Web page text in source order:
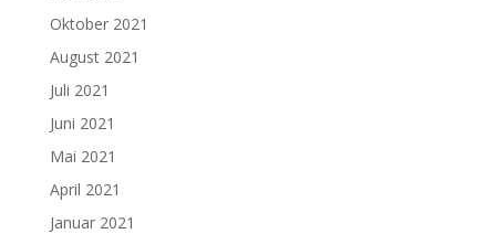
Oktober 2021
August 2021
Juli 2021
Juni 2021
Mai 2021
April 2021
Januar 2021